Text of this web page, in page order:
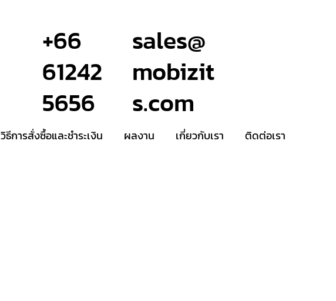
+66
61242
5656
sales@
mobizit
s.com
วิธีการสั่งซื้อและชำระเงิน ผลงาน เกี่ยวกับเรา ติดต่อเรา